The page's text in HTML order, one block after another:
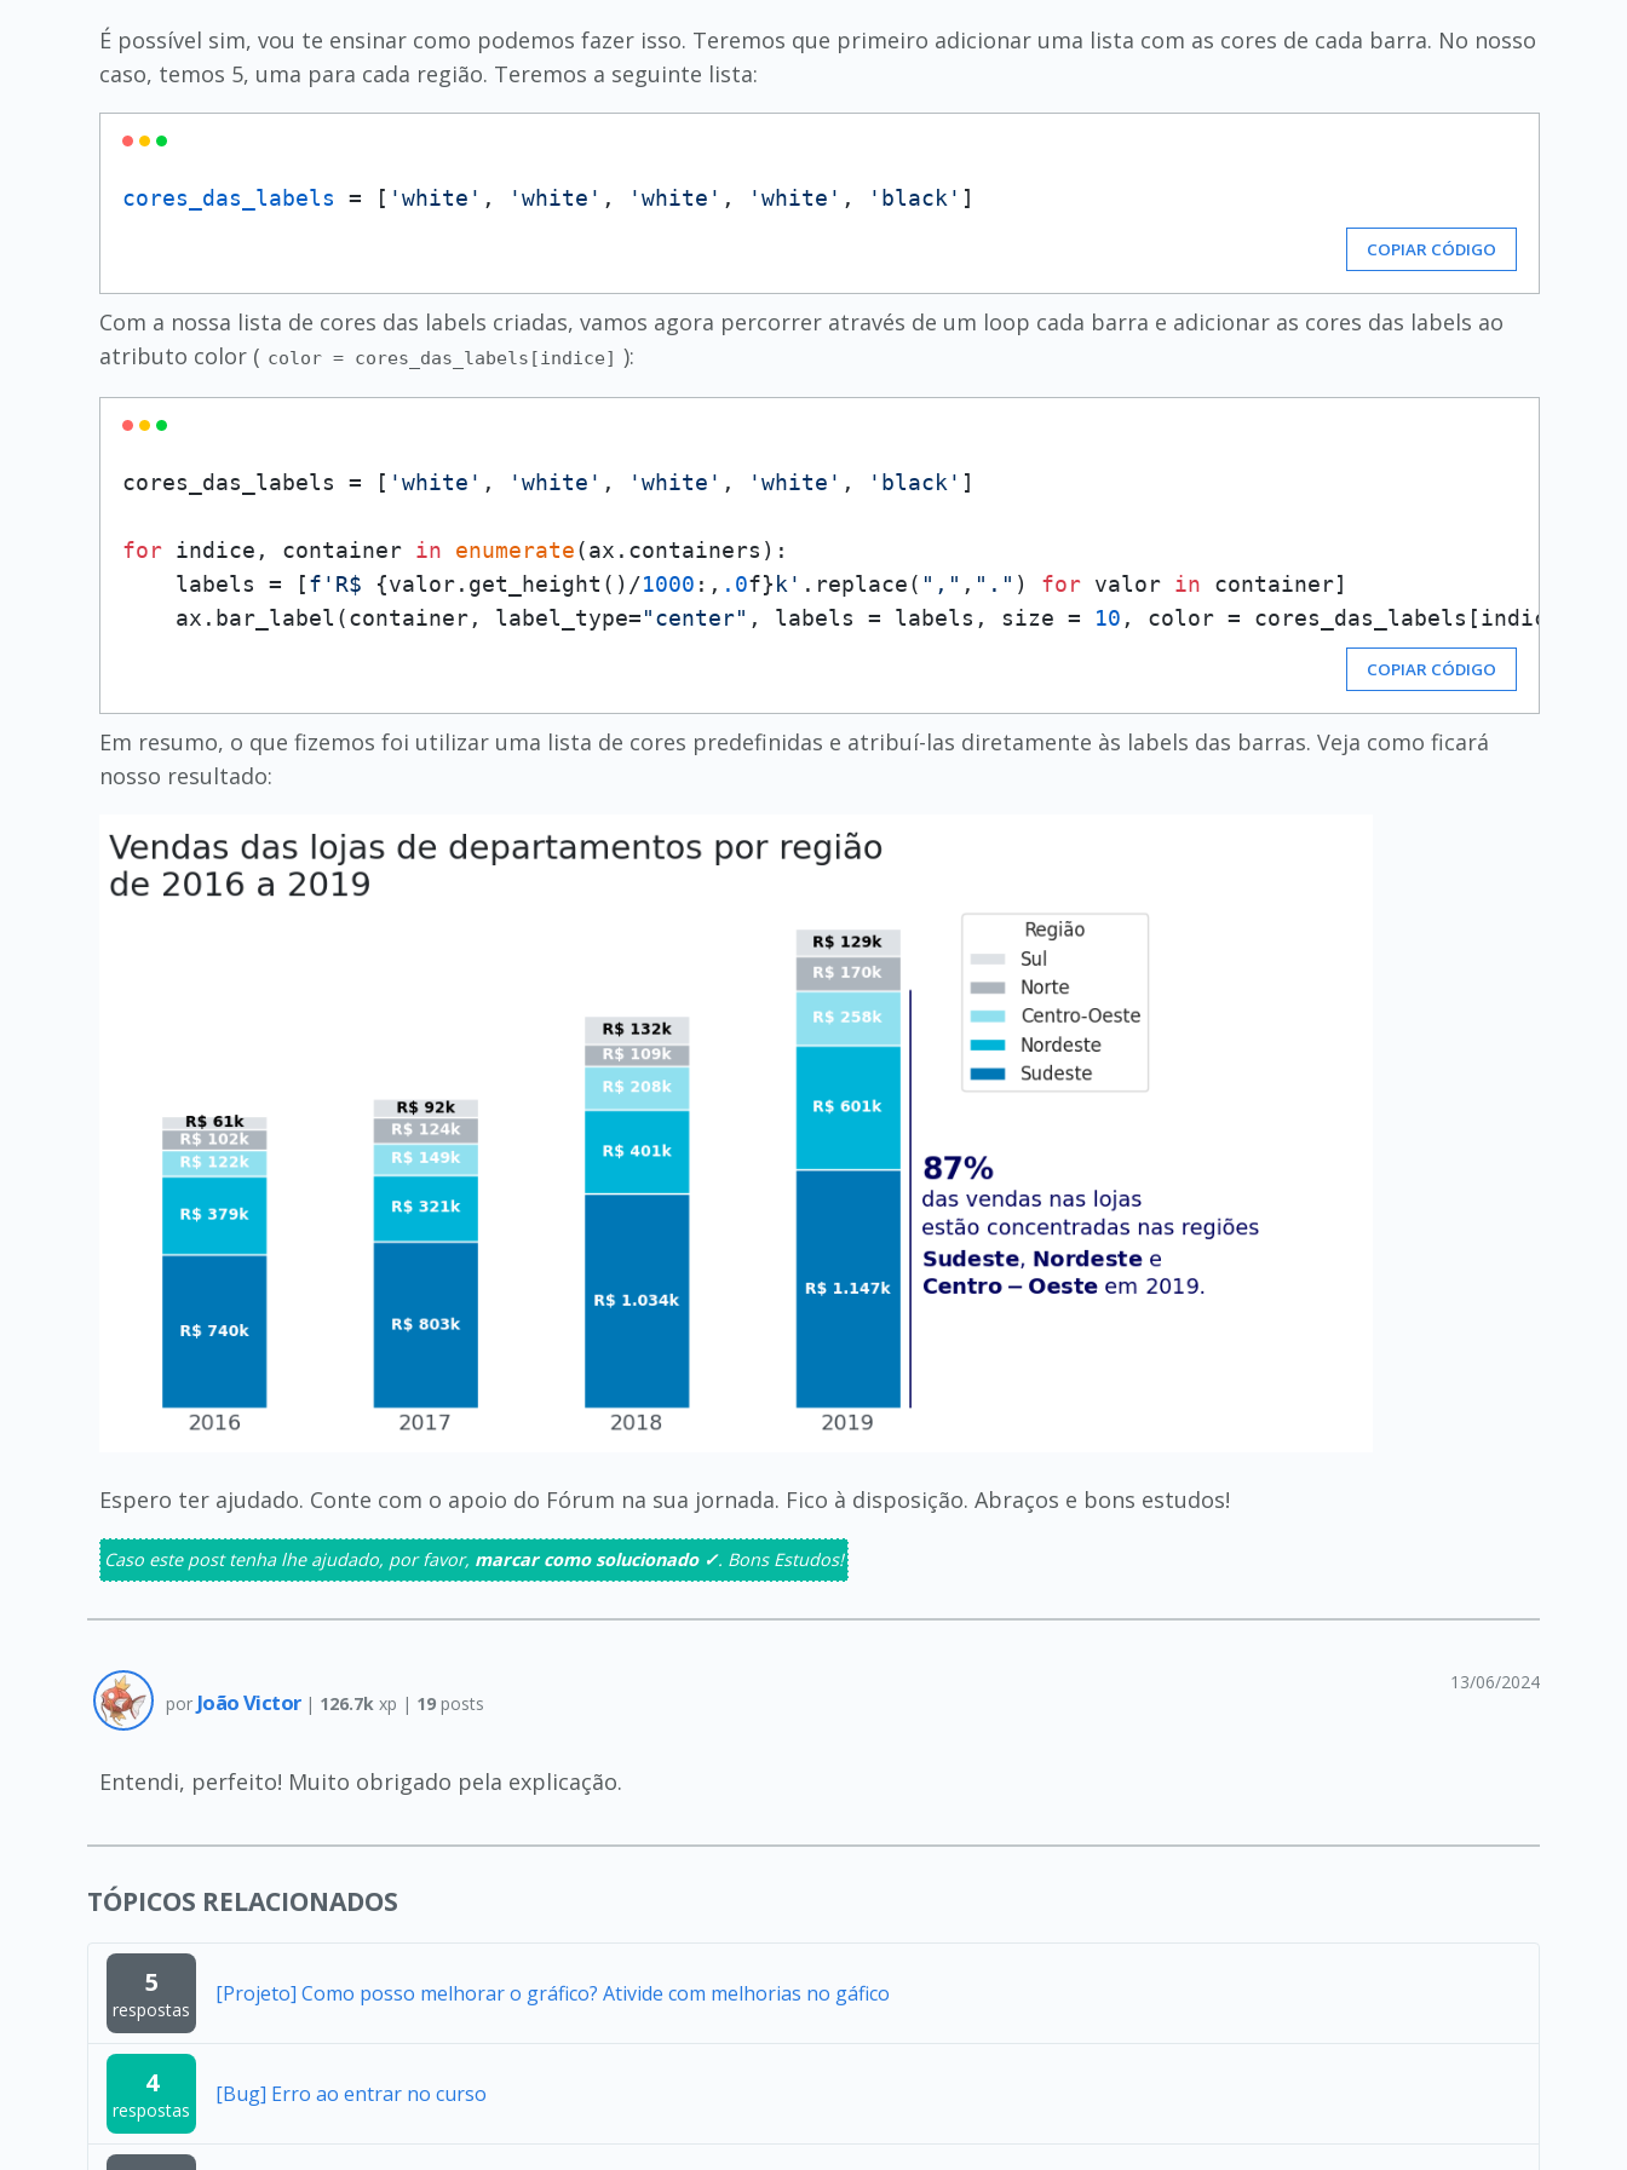
É possível sim, vou te ensinar como podemos fazer isso. Teremos que primeiro adicionar uma lista com as cores de cada barra. No nosso
caso, temos 5, uma para cada região. Teremos a seguinte lista:
cores_das_labels = [ 'white' , 'white' , 'white' , 'white' , 'black'
COPIAR CÓDIGO
Com a nossa lista de cores das labels criadas, vamos agora percorrer através de um loop cada barra e adicionar as cores das labels ao
atributo color ( color = cores_das_labels[indice] ):
cores_das_labels = [ 'white' , 'white' , 'white' , 'white' , 'black' ]
for indice, container in enumerate(ax.containers):
    labels = [
f'R$ {valor.get_height()/1000 :, .0f}k' .replace( "," , "." ) for valor in container]
    ax.bar_label(container, label_type=
"center" , labels = labels, size = 10 , color = cores_das_labels[indice],
COPIAR CÓDIGO
Em resumo, o que fizemos foi utilizar uma lista de cores predefinidas e atribuí-las diretamente às labels das barras. Veja como ficará
nosso resultado:
Espero ter ajudado. Conte com o apoio do Fórum na sua jornada. Fico à disposição. Abraços e bons estudos!
Caso este post tenha lhe ajudado, por favor, marcar como solucionado ✓. Bons Estudos!
por João Victor | 126.7kxp | 19posts
13/06/2024
Entendi, perfeito! Muito obrigado pela explicação.
TÓPICOS RELACIONADOS
5
respostas
[Projeto] Como posso melhorar o gráfico? Ativide com melhorias no gáfico
4
respostas
[Bug] Erro ao entrar no curso